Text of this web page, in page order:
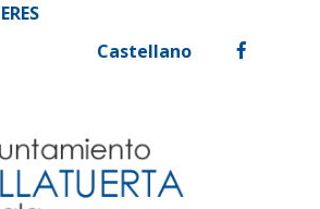
de
Castellano
facebook